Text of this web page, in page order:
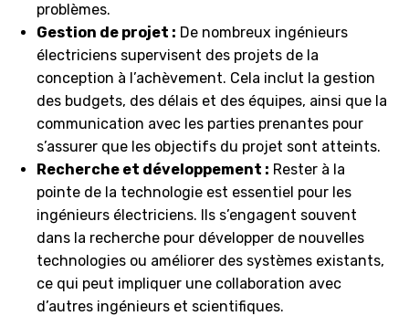
problèmes.
Gestion de projet : De nombreux ingénieurs
électriciens supervisent des projets de la
conception à l’achèvement. Cela inclut la gestion
des budgets, des délais et des équipes, ainsi que la
communication avec les parties prenantes pour
s’assurer que les objectifs du projet sont atteints.
Recherche et développement : Rester à la
pointe de la technologie est essentiel pour les
ingénieurs électriciens. Ils s’engagent souvent
dans la recherche pour développer de nouvelles
technologies ou améliorer des systèmes existants,
ce qui peut impliquer une collaboration avec
d’autres ingénieurs et scientifiques.